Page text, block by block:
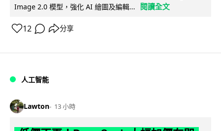
Image 2.0 模型，強化 AI 繪圖及編輯...
閱讀全文
12 分享
人工智能
Lawton 13 小時